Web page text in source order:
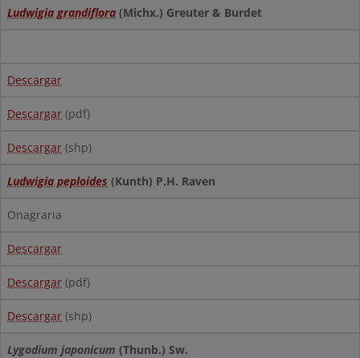
Ludwigia grandiflora (Michx.) Greuter & Burdet
Descargar
Descargar (pdf)
Descargar (shp)
Ludwigia peploides (Kunth) P.H. Raven
Onagraria
Descargar
Descargar (pdf)
Descargar (shp)
Lygodium japonicum (Thunb.) Sw.